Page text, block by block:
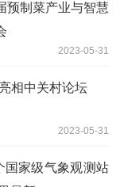
预制菜产业与智慧
2023-05-31
相中关村论坛
2023-05-31
国家级气象观测站